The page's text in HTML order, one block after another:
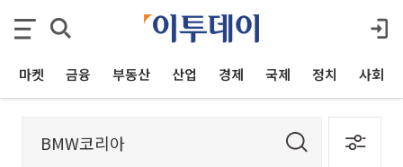
마켓 금융 부동산 산업 경제 국제 정치 사회